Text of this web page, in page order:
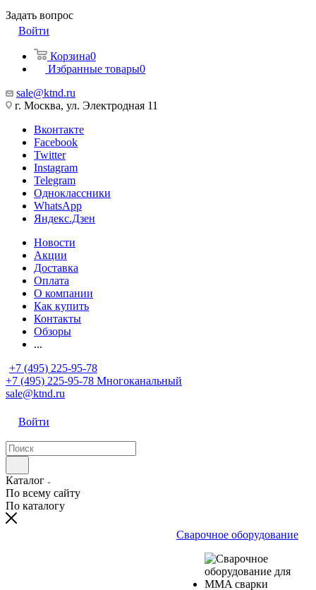
Задать вопрос
Войти
Корзина0
Избранные товары0
sale@ktnd.ru
г. Москва, ул. Электродная 11
Вконтакте
Facebook
Twitter
Instagram
Telegram
Одноклассники
WhatsApp
Яндекс.Дзен
Новости
Акции
Доставка
Оплата
О компании
Как купить
Контакты
Обзоры
...
+7 (495) 225-95-78
+7 (495) 225-95-78 Многоканальный
sale@ktnd.ru
Войти
Каталог
По всему сайту
По каталогу
Сварочное оборудование